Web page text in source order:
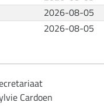
2026-08-05
2026-08-05
Cardoen